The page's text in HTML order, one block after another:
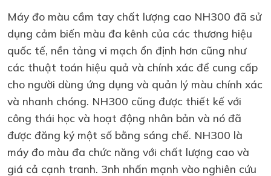
Máy đo màu cầm tay chất lượng cao NH300 đã sử
dụng cảm biến màu đa kênh của các thương hiệu
quốc tế, nền tảng vi mạch ổn định hơn cũng như
các thuật toán hiệu quả và chính xác để cung cấp
cho người dùng ứng dụng và quản lý màu chính xác
và nhanh chóng. NH300 cũng được thiết kế với
công thái học và hoạt động nhân bản và nó đã
được đăng ký một số bằng sáng chế. NH300 là
máy đo màu đa chức năng với chất lượng cao và
giá cả cạnh tranh. 3nh nhấn mạnh vào nghiên cứu